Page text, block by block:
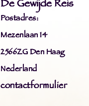
De Gewijde Reis
Postadres:
Mezenlaan 14
2566ZG Den Haag
Nederland
contactformulier